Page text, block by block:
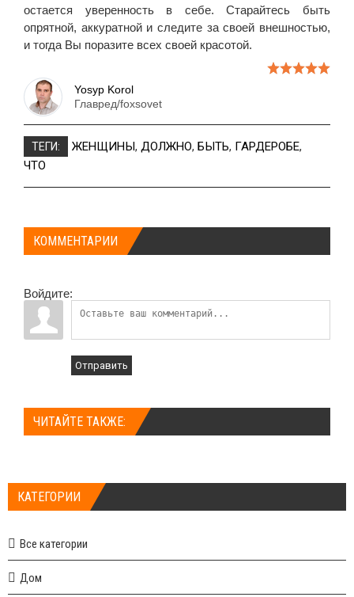
остается уверенность в себе. Старайтесь быть
опрятной, аккуратной и следите за своей внешностью,
и тогда Вы поразите всех своей красотой.
Yosyp Korol
Главред/foxsovet
ТЕГИ: ЖЕНЩИНЫ, ДОЛЖНО, БЫТЬ, ГАРДЕРОБЕ,
ЧТО
КОММЕНТАРИИ
Войдите:
Отправить
ЧИТАЙТЕ ТАКЖЕ:
КАТЕГОРИИ
Все категории
Дом